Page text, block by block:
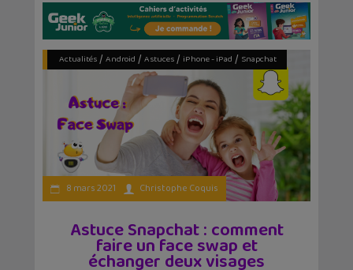
Actualités/ Android / Astuces/ iPhone - iPad / Snapchat
8 mars 2021 Christophe Coquis
Astuce Snapchat : comment
faire un face swap et
échanger deux visages